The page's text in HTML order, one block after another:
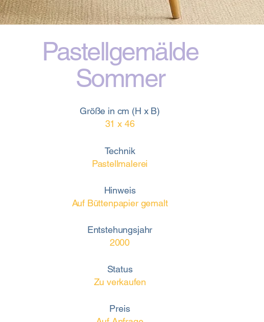
Pastellgemälde
Sommer
Größe in cm (H x B)
31 x 46
Technik
Pastellmalerei
Hinweis
Auf Büttenpapier gemalt
Entstehungsjahr
2000
Status
Zu verkaufen
Preis